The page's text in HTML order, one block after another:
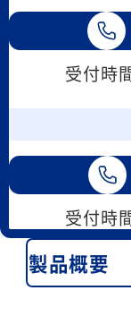
受付時
受付時
製品概要